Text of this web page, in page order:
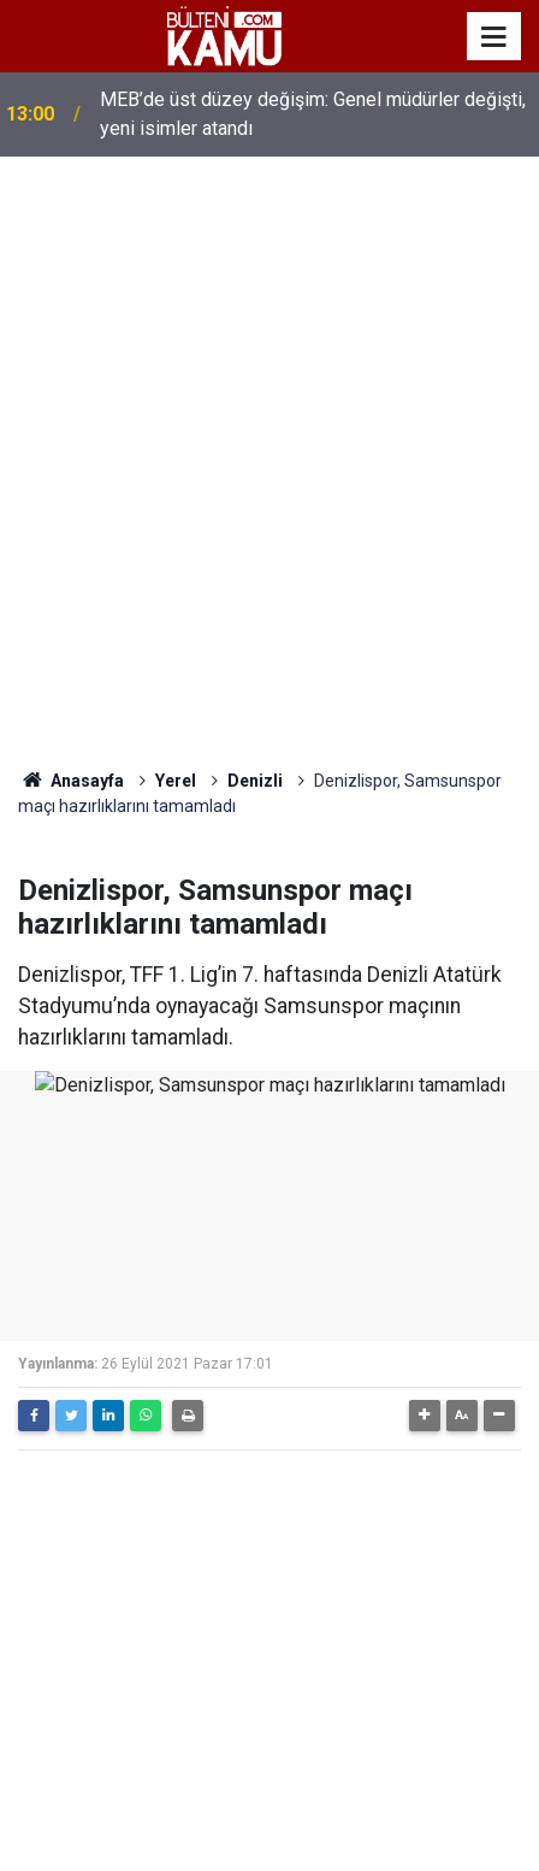
13:00
MEB’de üst düzey değişim: Genel müdürler değişti,
yeni isimler atandı
Anasayfa Yerel Denizli
Denizlispor, Samsunspor
maçı hazırlıklarını tamamladı
Denizlispor, Samsunspor maçı
hazırlıklarını tamamladı
Denizlispor, TFF 1. Lig’in 7. haftasında Denizli Atatürk
Stadyumu’nda oynayacağı Samsunspor maçının
hazırlıklarını tamamladı.
Yayınlanma: 26 Eylül 2021 Pazar 17:01